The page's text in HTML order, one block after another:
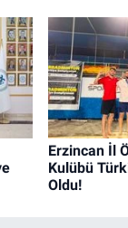
Erzincan İl
Kulübü
Oldu!